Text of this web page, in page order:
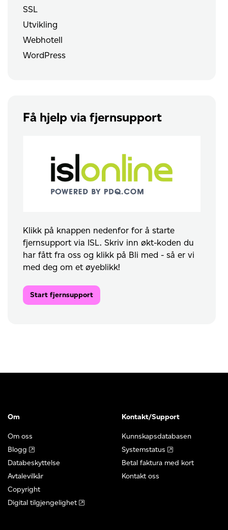
SSL
Utvikling
Webhotell
WordPress
Få hjelp via fjernsupport
Klikk på knappen nedenfor for å starte
fjernsupport via ISL. Skriv inn økt-koden du
har fått fra oss og klikk på Bli med - så er vi
med deg om et øyeblikk!
Start fjernsupport
Om
Om oss
Blogg
Databeskyttelse
Avtalevilkår
Copyright
Digital tilgjengelighet
Kontakt/Support
Kunnskapsdatabasen
Systemstatus
Betal faktura med kort
Kontakt oss